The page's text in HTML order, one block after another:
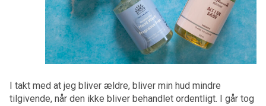
I takt med at jeg bliver ældre, bliver min hud mindre
tilgivende, når den ikke bliver behandlet ordentligt. I går tog